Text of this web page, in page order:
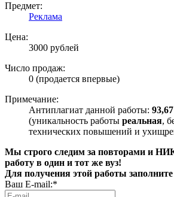
Предмет:
Реклама
Цена:
3000 рублей
Число продаж:
0 (продается впервые)
Примечание:
Антиплагиат данной работы:
(уникальность работы реальная,
технических повышений и
Мы строго следим за повторами и
работу в один и тот же вуз!
Для получения этой работы
Ваш E-mail:*